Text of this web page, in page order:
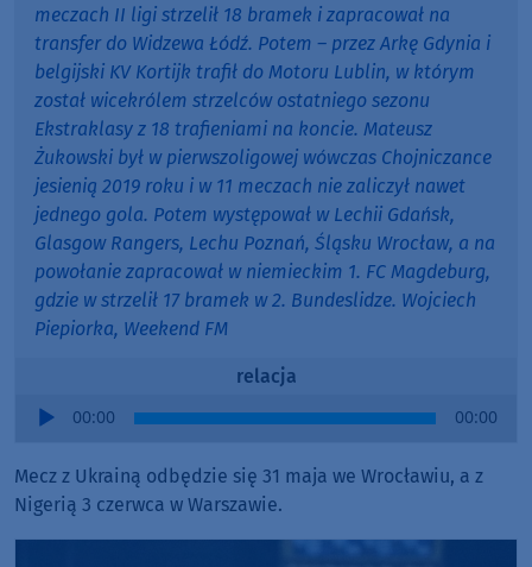
meczach II ligi strzelił 18 bramek i zapracował na
transfer do Widzewa Łódź. Potem – przez Arkę Gdynia i
belgijski KV Kortijk trafił do Motoru Lublin, w którym
został wicekrólem strzelców ostatniego sezonu
Ekstraklasy z 18 trafieniami na koncie. Mateusz
Żukowski był w pierwszoligowej wówczas Chojniczance
jesienią 2019 roku i w 11 meczach nie zaliczył nawet
jednego gola. Potem występował w Lechii Gdańsk,
Glasgow Rangers, Lechu Poznań, Śląsku Wrocław, a na
powołanie zapracował w niemieckim 1. FC Magdeburg,
gdzie w strzelił 17 bramek w 2. Bundeslidze. Wojciech
Piepiorka, Weekend FM
relacja
Audio
00:00 00:00
Mecz z Ukrainą odbędzie się 31 maja we Wrocławiu, a z
Nigerią 3 czerwca w Warszawie.